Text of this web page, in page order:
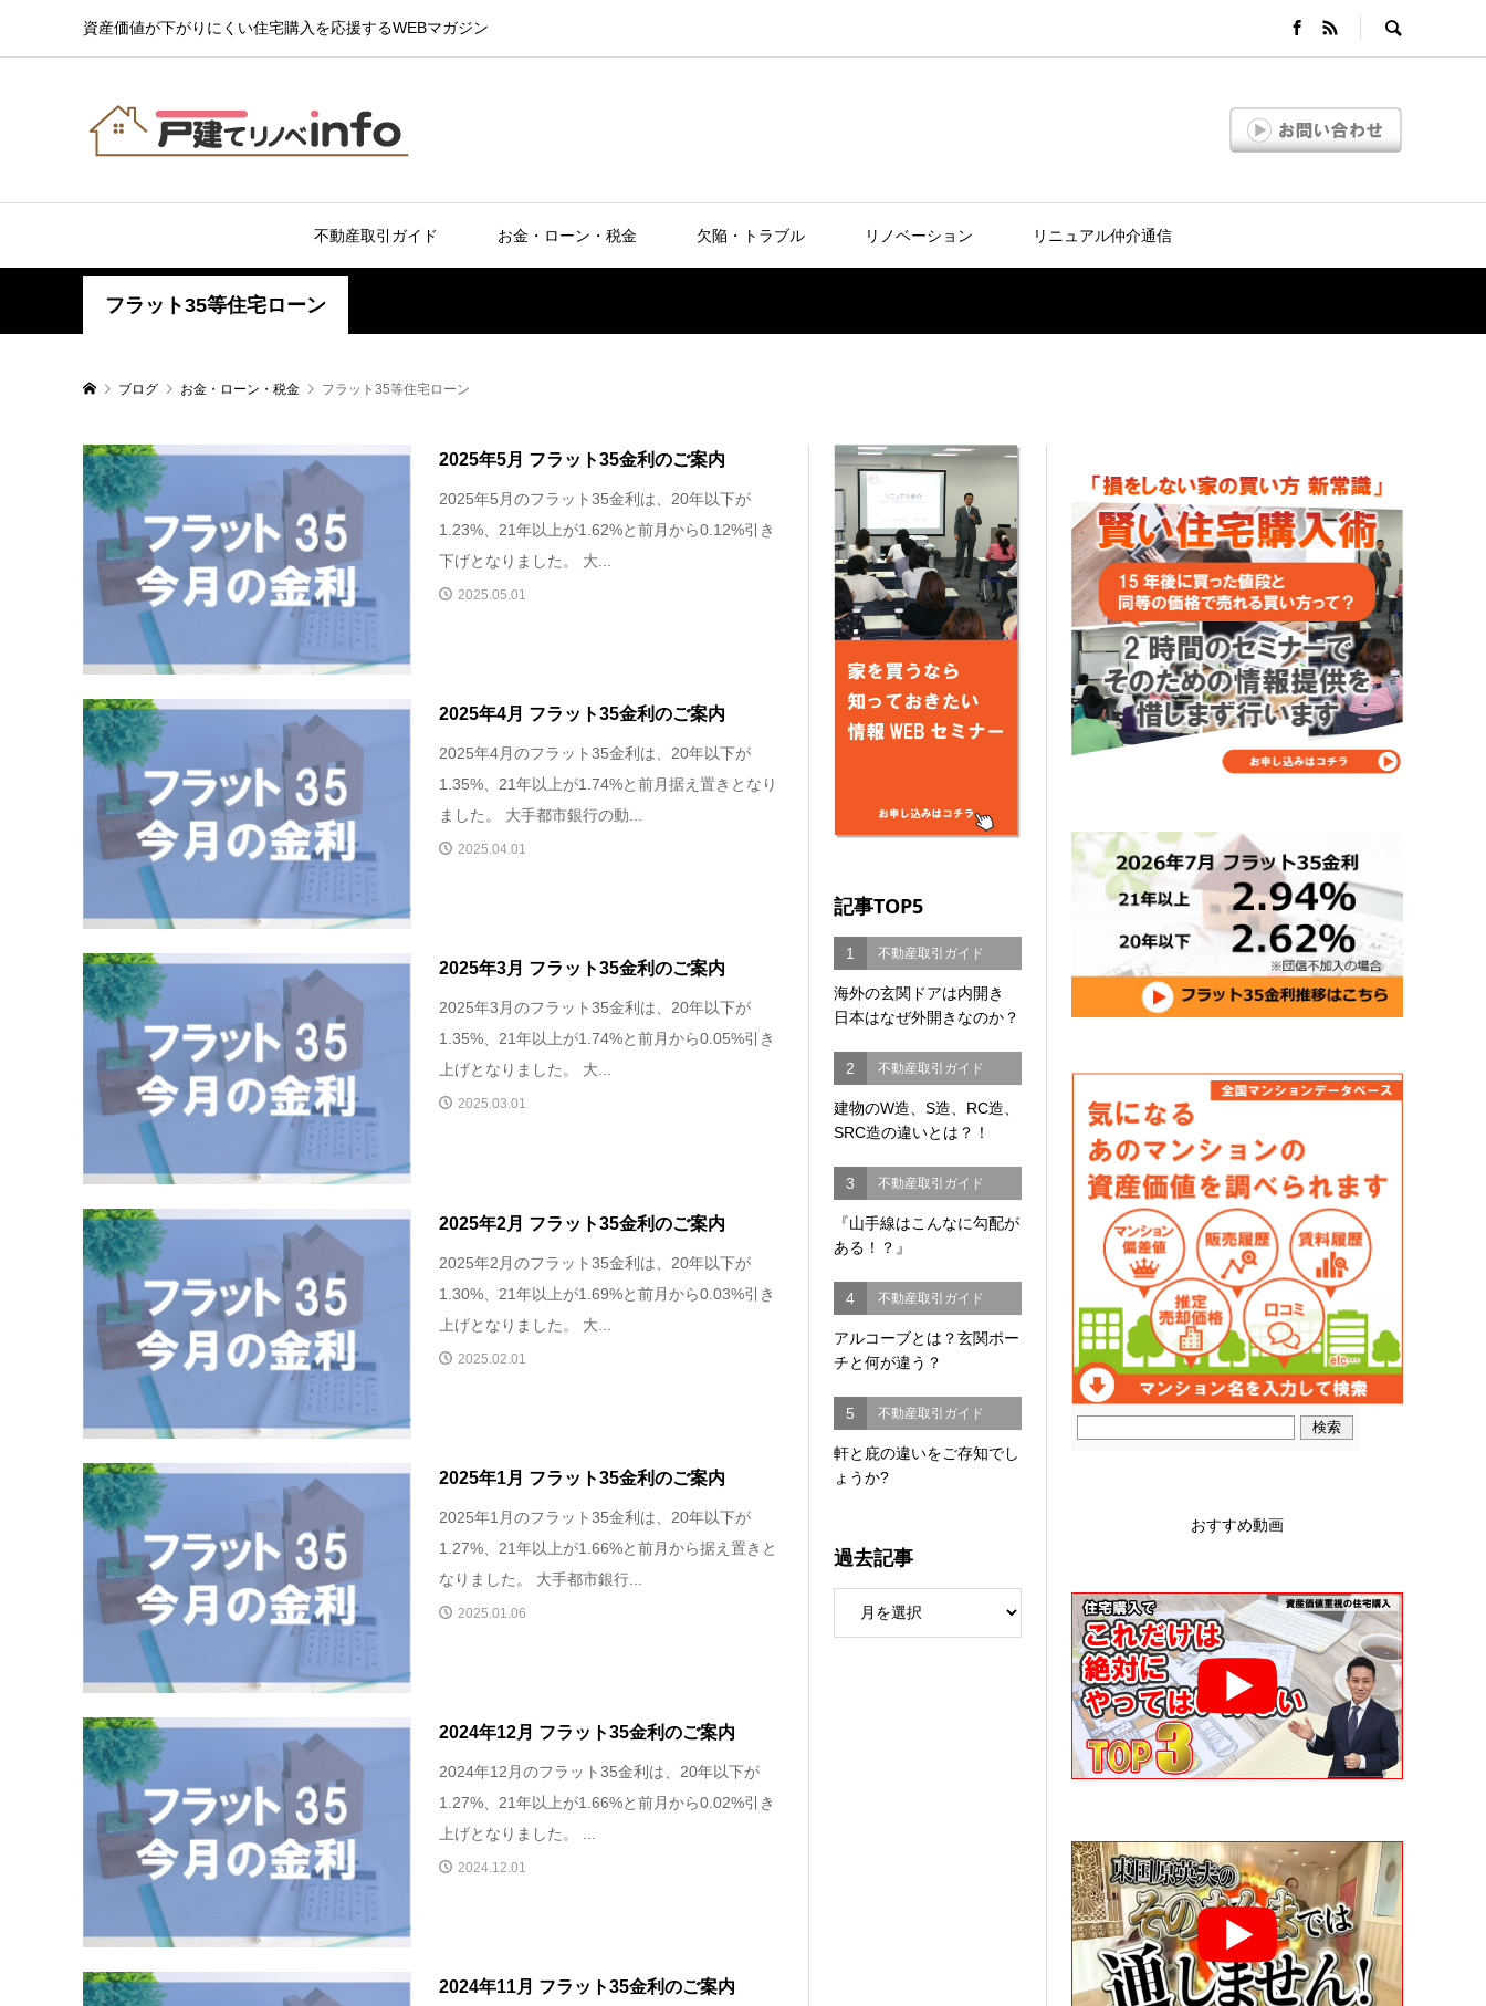
資産価値が下がりにくい住宅購入を応援するWEBマガジン
不動産取引ガイド お金・ローン・税金 欠陥・トラブル リノベーション リニュアル仲介通信
フラット35等住宅ローン
ブログ お金・ローン・税金 フラット35等住宅ローン
2025年5月 フラット35金利のご案内
2025年5月のフラット35金利は、20年以下が
1.23%、21年以上が1.62%と前月から0.12%引き
下げとなりました。 大...
2025.05.01
2025年4月 フラット35金利のご案内
2025年4月のフラット35金利は、20年以下が
1.35%、21年以上が1.74%と前月据え置きとなり
ました。 大手都市銀行の動...
2025.04.01
2025年3月 フラット35金利のご案内
2025年3月のフラット35金利は、20年以下が
1.35%、21年以上が1.74%と前月から0.05%引き
上げとなりました。 大...
2025.03.01
2025年2月 フラット35金利のご案内
2025年2月のフラット35金利は、20年以下が
1.30%、21年以上が1.69%と前月から0.03%引き
上げとなりました。 大...
2025.02.01
2025年1月 フラット35金利のご案内
2025年1月のフラット35金利は、20年以下が
1.27%、21年以上が1.66%と前月から据え置きと
なりました。 大手都市銀行...
2025.01.06
2024年12月 フラット35金利のご案内
2024年12月のフラット35金利は、20年以下が
1.27%、21年以上が1.66%と前月から0.02%引き
上げとなりました。 ...
2024.12.01
2024年11月 フラット35金利のご案内
記事TOP5
1 不動産取引ガイド
海外の玄関ドアは内開き
日本はなぜ外開きなのか？
2 不動産取引ガイド
建物のW造、S造、RC造、
SRC造の違いとは？！
3 不動産取引ガイド
『山手線はこんなに勾配が
ある！？』
4 不動産取引ガイド
アルコーブとは？玄関ポー
チと何が違う？
5 不動産取引ガイド
軒と庇の違いをご存知でし
ょうか?
過去記事
おすすめ動画